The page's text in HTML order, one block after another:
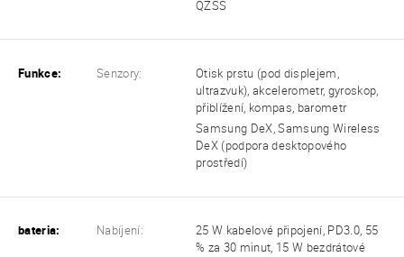
QZSS
Funkce: Senzory:
Otisk prstu (pod displejem,
ultrazvuk), akcelerometr, gyroskop,
přiblížení, kompas, barometr
Samsung DeX, Samsung Wireless
DeX (podpora desktopového
prostředí)
bateria: Nabíjení:
25 W kabelové připojení, PD3.0, 55
% za 30 minut, 15 W bezdrátové